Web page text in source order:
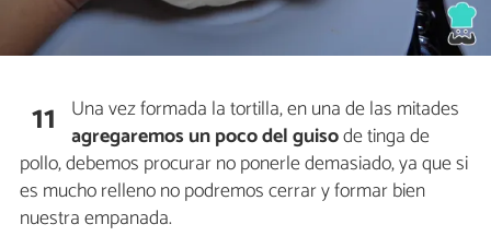
11 Una vez formada la tortilla, en una de las mitades
agregaremos un poco del guisode tinga de
pollo, debemos procurar no ponerle demasiado, ya que si
es mucho relleno no podremos cerrar y formar bien
nuestra empanada.